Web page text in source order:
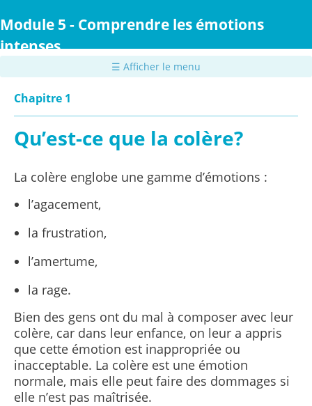
au
principal
Module 5 - Comprendre les émotions
intenses
☰ Afficher le menu
Chapitre 1
Qu’est-ce que la colère?
La colère englobe une gamme d’émotions :
l’agacement,
la frustration,
l’amertume,
la rage.
Bien des gens ont du mal à composer avec leur
colère, car dans leur enfance, on leur a appris
que cette émotion est inappropriée ou
inacceptable. La colère est une émotion
normale, mais elle peut faire des dommages si
elle n’est pas maîtrisée.